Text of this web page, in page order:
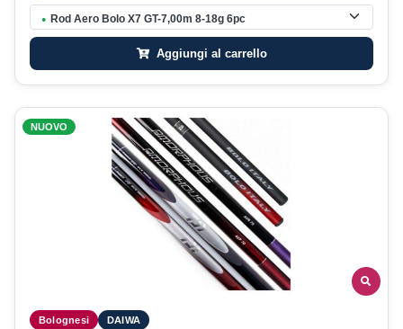
● Rod Aero Bolo X7 GT-7,00m 8-18g 6pc
Aggiungi al carrello
NUOVO
Bolognesi DAIWA